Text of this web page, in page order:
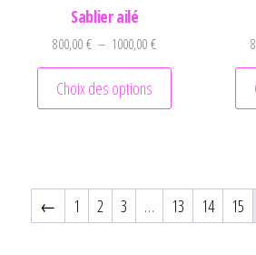
Sablier ailé
800,00€ – 1000,00€Plage de prix :
Choix des options
Ce produit a
← 1 2 3 … 13 14 15